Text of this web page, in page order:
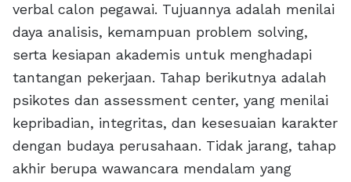
verbal calon pegawai. Tujuannya adalah menilai
daya analisis, kemampuan problem solving,
serta kesiapan akademis untuk menghadapi
tantangan pekerjaan. Tahap berikutnya adalah
psikotes dan assessment center, yang menilai
kepribadian, integritas, dan kesesuaian karakter
dengan budaya perusahaan. Tidak jarang, tahap
akhir berupa wawancara mendalam yang